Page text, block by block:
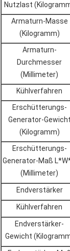
Nutzlast
Armaturn-Masse
(Kilogramm)
Armaturn-
Durchmesser
(Millimeter)
Kühlverfahren
Erschütterungs-
Generator-Gewicht
(Kilogramm)
Erschütterungs-
Generator-Maß
(Millimeter)
Endverstärker
Kühlverfahren
Endverstärker-
Gewicht